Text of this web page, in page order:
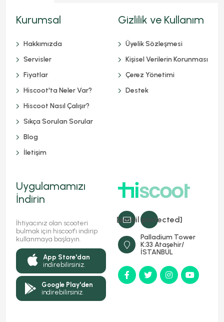
[email protected]
Palladium Tower
K:33 Ataşehir/
İSTANBUL
Kurumsal
Hakkımızda
Servisler
Fiyatlar
Hiscoot'ta Neler Var?
Hiscoot Nasıl Çalışır?
Sıkça Sorulan Sorular
Blog
İletişim
Gizlilik ve Kullanım
Üyelik Sözleşmesi
Kişisel Verilerin Korunması
Çerez Yönetimi
Destek
Uygulamamızı
İndirin
İhtiyacınız olan scooteri
bulmak için hiscoot'ı indirip
kullanmaya başlayın.
App Store'dan
indirebilirsiniz.
Google Play'den
indirebilirsiniz.